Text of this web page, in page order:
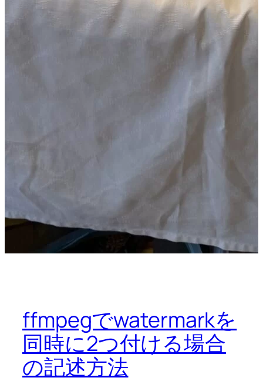
ffmpegでwatermarkを
同時に2つ付ける場合
の記述方法